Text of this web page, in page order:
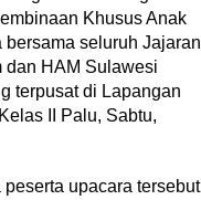
Khusus Anak
seluruh Jajaran
dan HAM Sulawesi
terpusat di Lapangan
II Palu, Sabtu,
upacara tersebut